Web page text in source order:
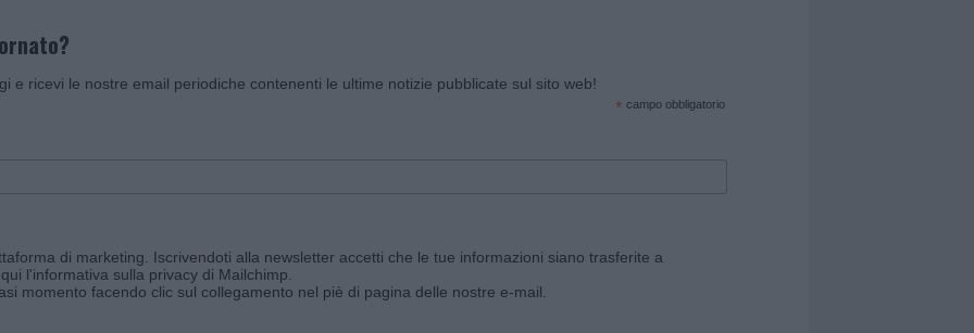
e ricevi le nostre email periodiche contenenti le ultime notizie pubblicate sul sito web!
* campo obbligatorio
di marketing. Iscrivendoti alla newsletter accetti che le tue informazioni siano trasferite a
l'informativa sulla privacy di Mailchimp
momento facendo clic sul collegamento nel piè di pagina delle nostre e-mail.